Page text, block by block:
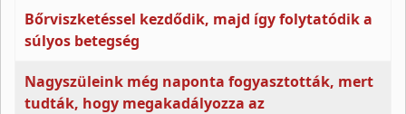
Bőrviszketéssel kezdődik, majd így folytatódik a
súlyos betegség
Nagyszüleink még naponta fogyasztották, mert
tudták, hogy megakadályozza az